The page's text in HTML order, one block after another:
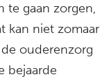
te gaan zorgen,
kan niet zomaar
ouderenzorg
bejaarde